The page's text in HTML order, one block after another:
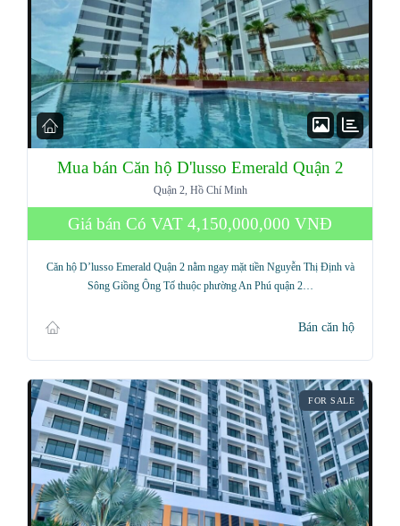
Mua bán Căn hộ D'lusso Emerald Quận 2
Quận 2, Hồ Chí Minh
Giá bán Có VAT 4,150,000,000 VNĐ
Căn hộ D’lusso Emerald Quận 2 nằm ngay mặt tiền Nguyễn Thị Định và
Sông Giồng Ông Tố thuộc phường An Phú quận 2…
Bán căn hộ
FOR SALE